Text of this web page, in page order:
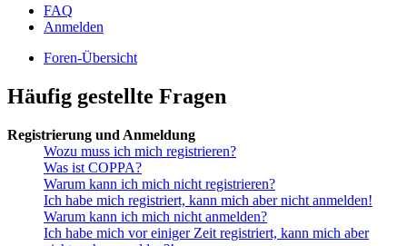
FAQ
Anmelden
Foren-Übersicht
Häufig gestellte Fragen
Registrierung und Anmeldung
Wozu muss ich mich registrieren?
Was ist COPPA?
Warum kann ich mich nicht registrieren?
Ich habe mich registriert, kann mich aber nicht anmelden!
Warum kann ich mich nicht anmelden?
Ich habe mich vor einiger Zeit registriert, kann mich aber